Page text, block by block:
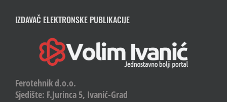
IZDAVAČ ELEKTRONSKE PUBLIKACIJE
Ferotehnik d.o.o.
Sjedište: F.Jurinca 5, Ivanić-Grad